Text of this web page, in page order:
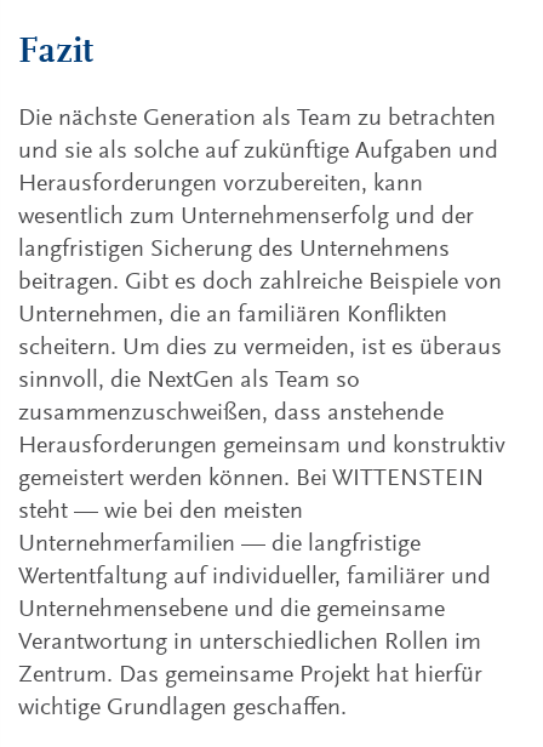
Fazit
Die nächste Generation als Team zu betrachten
und sie als solche auf zukünftige Aufgaben und
Herausforderungen vorzubereiten, kann
wesentlich zum Unternehmenserfolg und der
langfristigen Sicherung des Unternehmens
beitragen. Gibt es doch zahlreiche Beispiele von
Unternehmen, die an familiären Konflikten
scheitern. Um dies zu vermeiden, ist es überaus
sinnvoll, die NextGen als Team so
zusammenzuschweißen, dass anstehende
Herausforderungen gemeinsam und konstruktiv
gemeistert werden können. Bei WITTENSTEIN
steht — wie bei den meisten
Unternehmerfamilien — die langfristige
Wertentfaltung auf individueller, familiärer und
Unternehmensebene und die gemeinsame
Verantwortung in unterschiedlichen Rollen im
Zentrum. Das gemeinsame Projekt hat hierfür
wichtige Grundlagen geschaffen.